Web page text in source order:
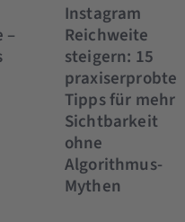
–
Instagram
Reichweite
steigern: 15
praxiserprobte
Tipps für mehr
Sichtbarkeit
ohne
Algorithmus-
Mythen